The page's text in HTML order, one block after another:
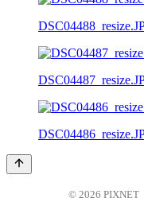
© 2026 PIXNET